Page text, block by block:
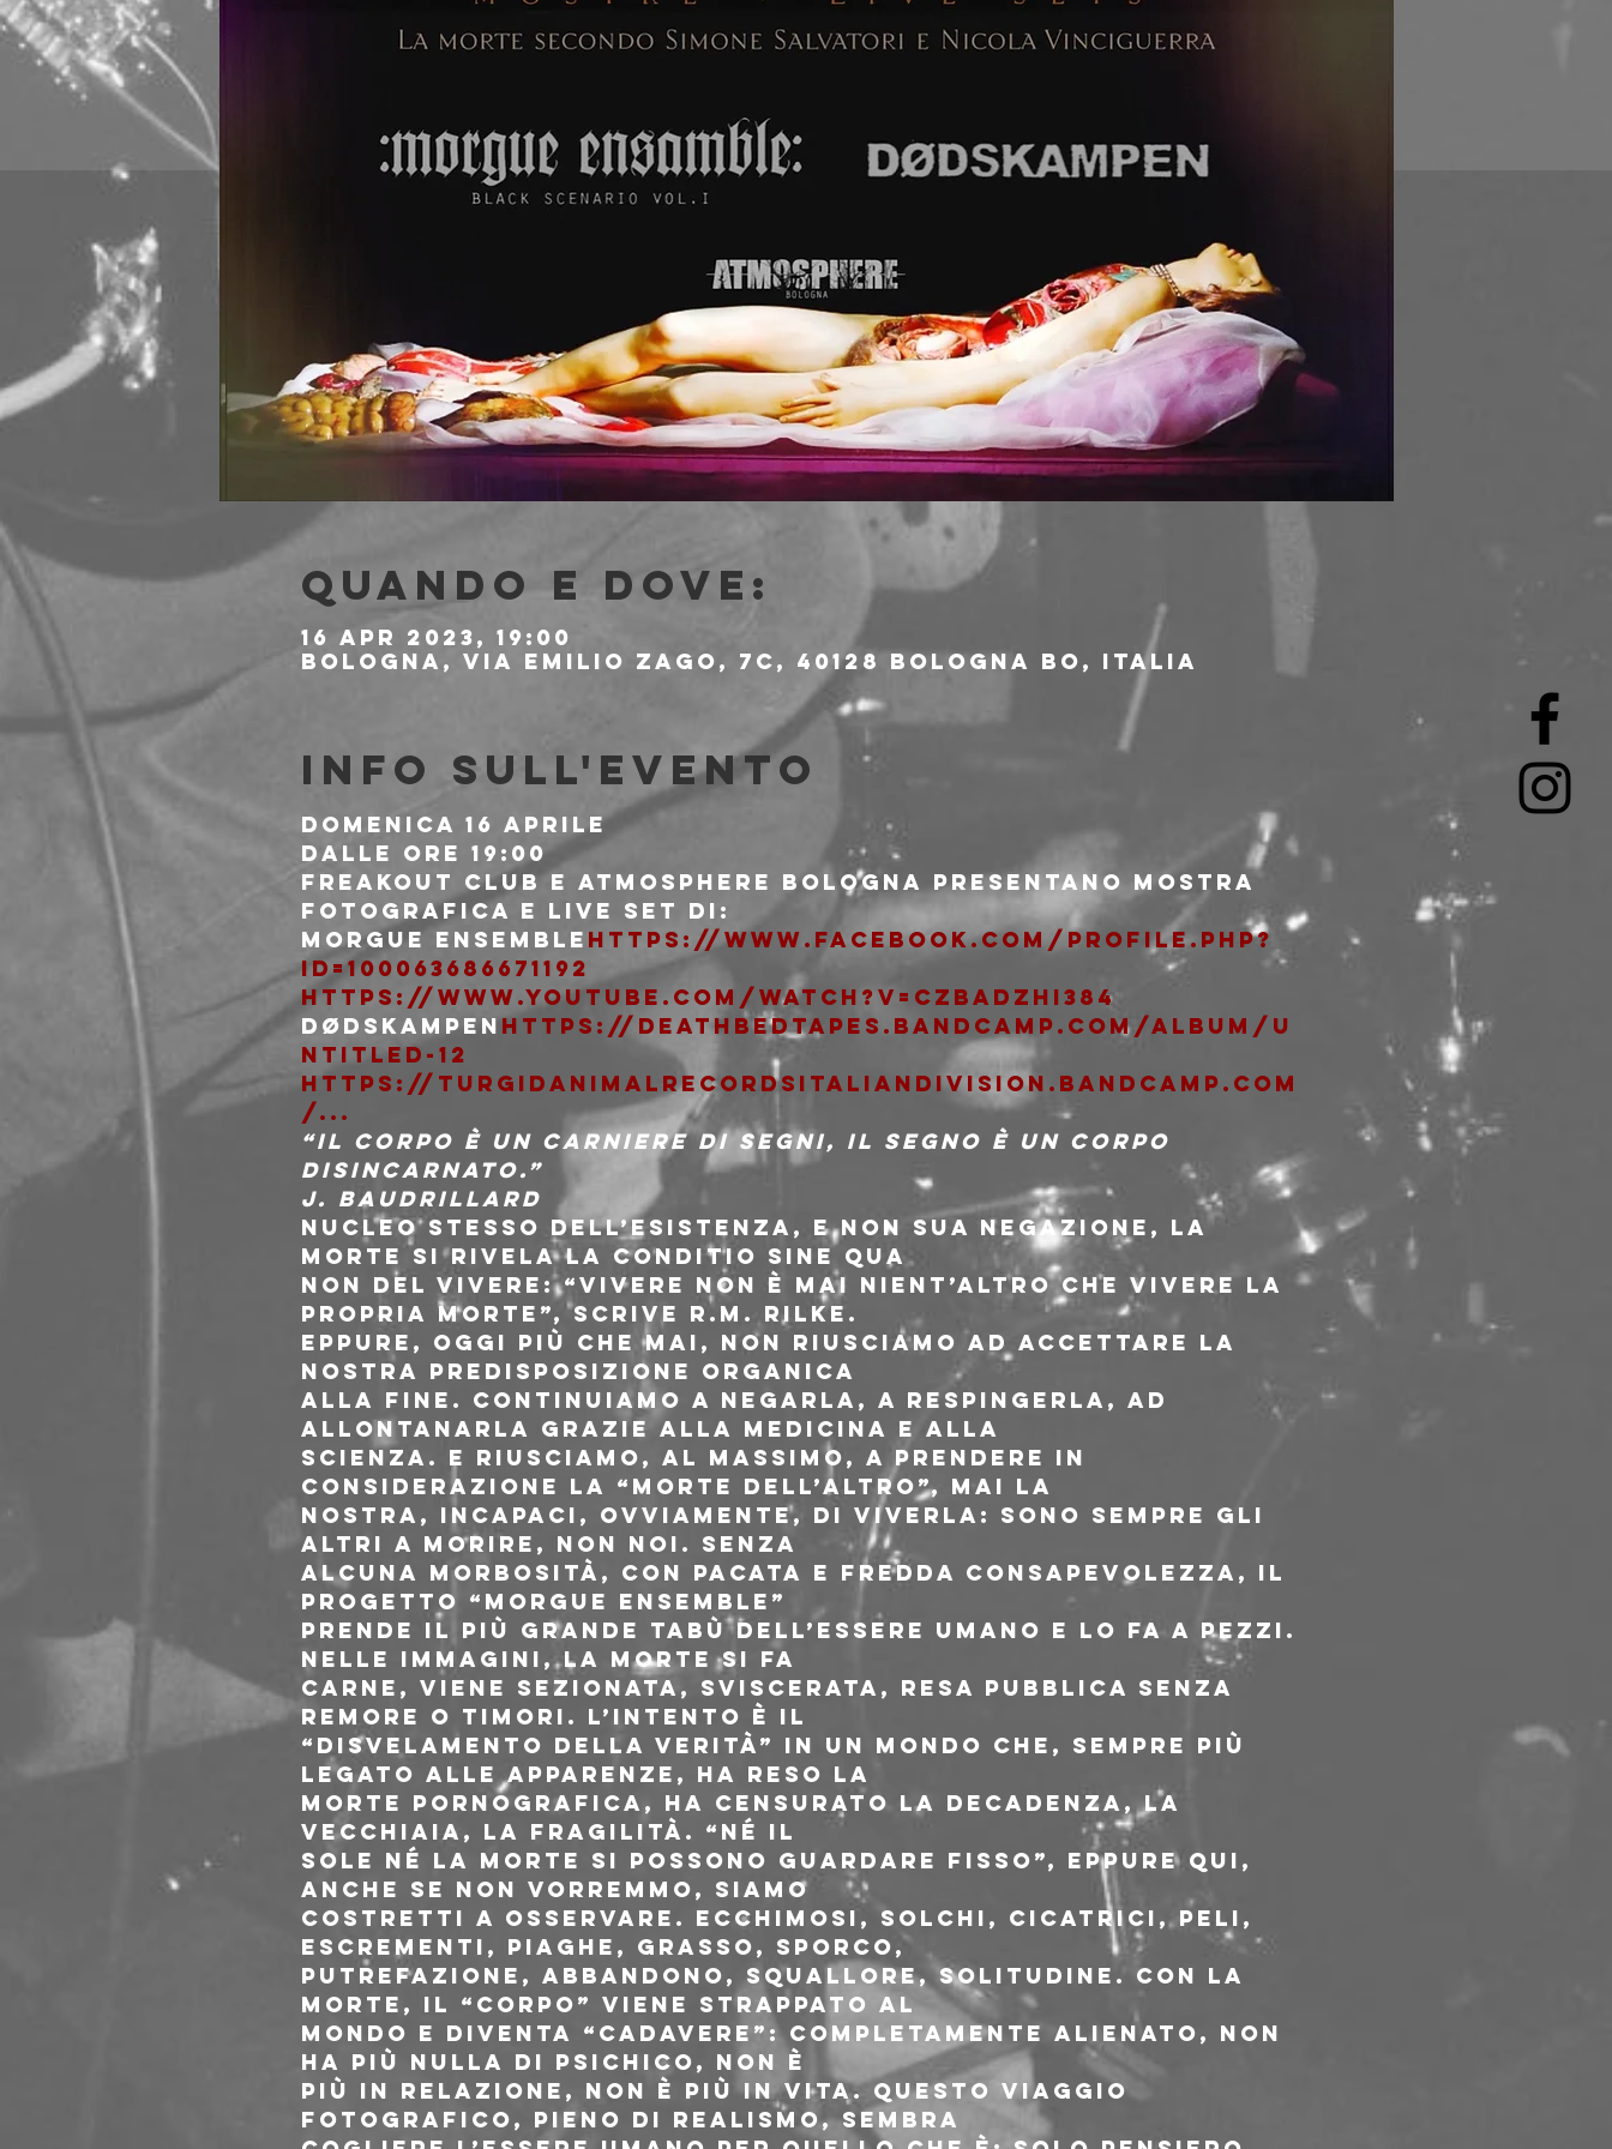
Quando e dove:
16 apr 2023, 19:00
Bologna, Via Emilio Zago, 7c, 40128 Bologna BO, Italia
Info sull'evento
Domenica 16 Aprile
Dalle ore 19:00
Freakout club e Atmosphere Bologna presentano mostra
fotografica e live set di:
Morgue Ensemble https://www.facebook.com/profile.php?
id=100063686671192
https://www.youtube.com/watch?v=cZbadzhi384
Dødskampen https://deathbedtapes.bandcamp.com/album/u
ntitled-12
https://turgidanimalrecordsitaliandivision.bandcamp.com
/...
“Il corpo è un carniere di segni, il segno è un corpo
disincarnato.”
J. Baudrillard
Nucleo stesso dell’esistenza, e non sua negazione, la
morte si rivela la conditio sine qua
non del vivere: “Vivere non è mai nient’altro che vivere la
propria morte”, scrive R.M. Rilke.
Eppure, oggi più che mai, non riusciamo ad accettare la
nostra predisposizione organica
alla fine. Continuiamo a negarla, a respingerla, ad
allontanarla grazie alla medicina e alla
scienza. E riusciamo, al massimo, a prendere in
considerazione la “morte dell’altro”, mai la
nostra, incapaci, ovviamente, di viverla: sono sempre gli
altri a morire, non noi. Senza
alcuna morbosità, con pacata e fredda consapevolezza, il
progetto “Morgue Ensemble”
prende il più grande tabù dell’essere umano e lo fa a pezzi.
Nelle immagini, la morte si fa
carne, viene sezionata, sviscerata, resa pubblica senza
remore o timori. L’intento è il
“disvelamento della verità” in un mondo che, sempre più
legato alle apparenze, ha reso la
morte pornografica, ha censurato la decadenza, la
vecchiaia, la fragilità. “Né il
sole né la morte si possono guardare fisso”, eppure qui,
anche se non vorremmo, siamo
costretti a osservare. Ecchimosi, solchi, cicatrici, peli,
escrementi, piaghe, grasso, sporco,
putrefazione, abbandono, squallore, solitudine. Con la
morte, il “corpo” viene strappato al
mondo e diventa “cadavere”: completamente alienato, non
ha più nulla di psichico, non è
più in relazione, non è più in vita. Questo viaggio
fotografico, pieno di realismo, sembra